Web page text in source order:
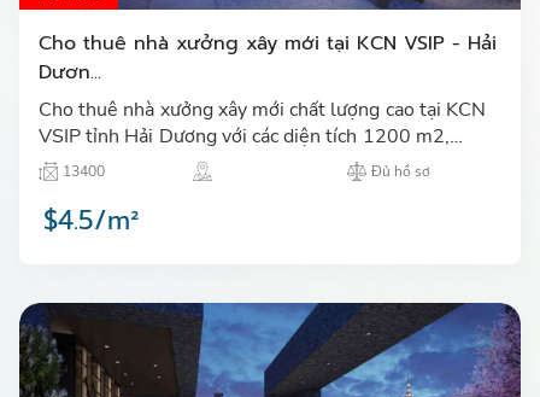
Cho thuê nhà xưởng xây mới tại KCN VSIP - Hải
Dươn...
Cho thuê nhà xưởng xây mới chất lượng cao tại KCN
VSIP tỉnh Hải Dương với các diện tích 1200 m2,
1700 m2, 2100 m2 có văn phòng với diện tích từ
103 m2 đến 190 m…
13400 Đủ hồ sơ
$4.5/m²